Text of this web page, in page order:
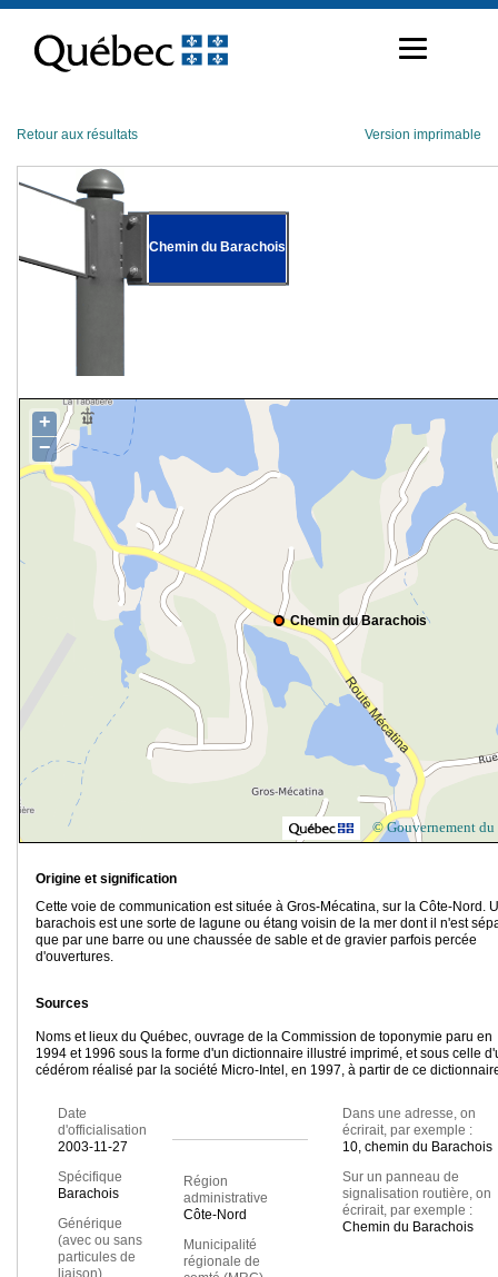
contenu
Retour aux résultats Version imprimable
Chemin du Barachois
Chemin du Barachois
+
−
© Gouvernement du
Origine et signification
Cette voie de communication est située à Gros-Mécatina, sur la Côte-Nord.
barachois est une sorte de lagune ou étang voisin de la mer dont il n'est
que par une barre ou une chaussée de sable et de gravier parfois percée
d'ouvertures.
Sources
Noms et lieux du Québec, ouvrage de la Commission de toponymie paru en
1994 et 1996 sous la forme d'un dictionnaire illustré imprimé, et sous celle
cédérom réalisé par la société Micro-Intel, en 1997, à partir de ce
Date
d'officialisation
2003-11-27
Spécifique
Barachois
Générique
(avec ou sans
particules de
liaison)
Région
administrative
Côte-Nord
Municipalité
régionale de
Dans une adresse, on
écrirait, par exemple :
10, chemin du Barachois
Sur un panneau de
signalisation routière, on
écrirait, par exemple :
Chemin du Barachois